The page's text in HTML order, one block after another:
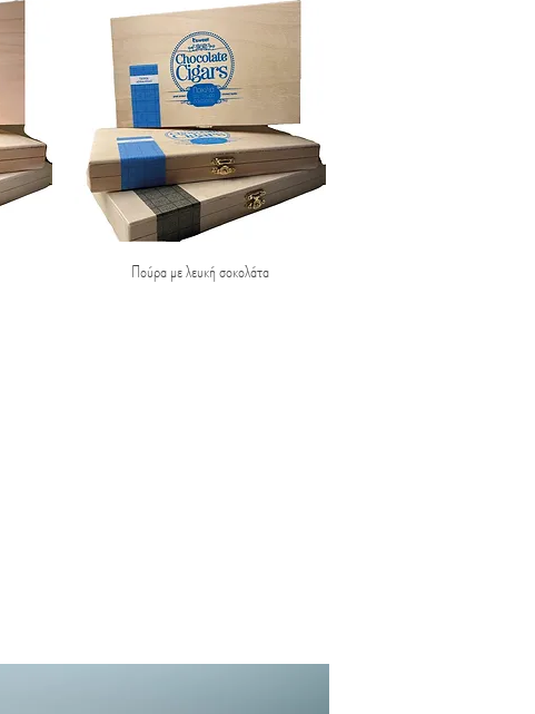
Quick View
Πούρα με λευκή σοκολάτα